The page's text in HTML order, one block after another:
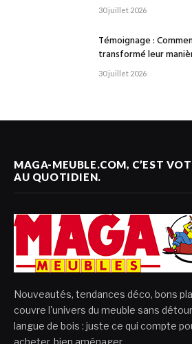
30 juillet 2026
Témoignage :
transformé leur
30 juillet 2026
MAGA-MEUBLE.COM, C’EST
AU QUOTIDIEN.
Nouveautés, tendances déco, bons
couvre l'univers du meuble sans
langue de bois : juste ce qui compte
acheter, bien aménager.